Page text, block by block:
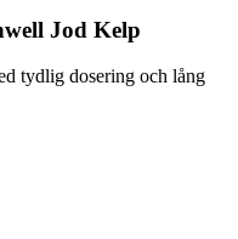
Jod Kelp
tydlig dosering och lång